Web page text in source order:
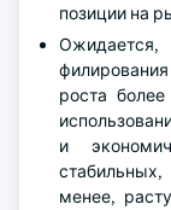
позиции на
роста
и
менее,